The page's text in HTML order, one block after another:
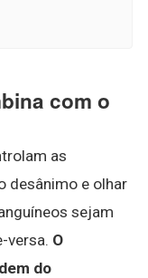
com o
as
desânimo e olhar
sejam
versa. O
do